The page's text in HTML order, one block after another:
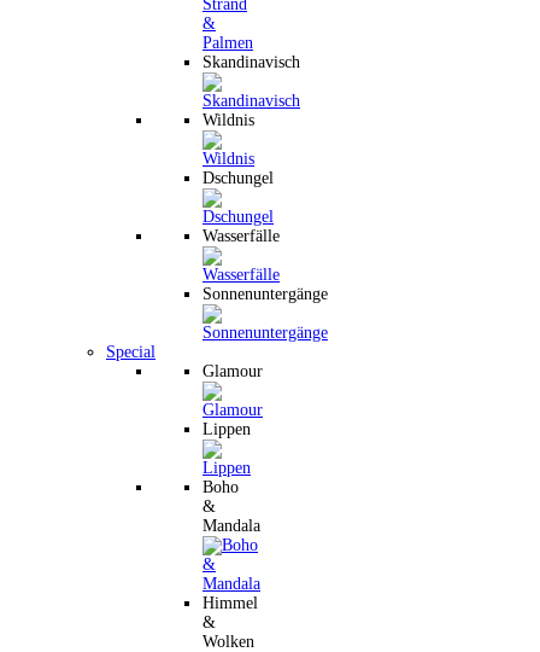
Skandinavisch
Wildnis
Dschungel
Wasserfälle
Sonnenuntergänge
Special
Glamour
Lippen
Boho
&
Mandala
Himmel
&
Wolken